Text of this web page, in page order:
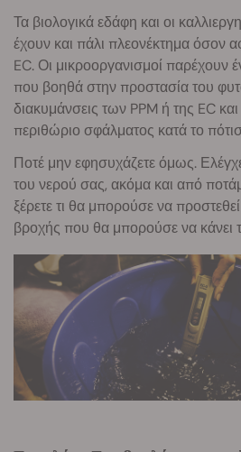
Τα βιολογικά εδάφη και οι
έχουν και πάλι πλεονέκτημα όσον
EC. Οι μικροοργανισμοί παρέχουν
που βοηθά στην προστασία του
διακυμάνσεις των PPM ή της EC
περιθώριο σφάλματος κατά το
Ποτέ μην εφησυχάζετε όμως.
του νερού σας, ακόμα και από
ξέρετε τι θα μπορούσε να
βροχής που θα μπορούσε να κάνει